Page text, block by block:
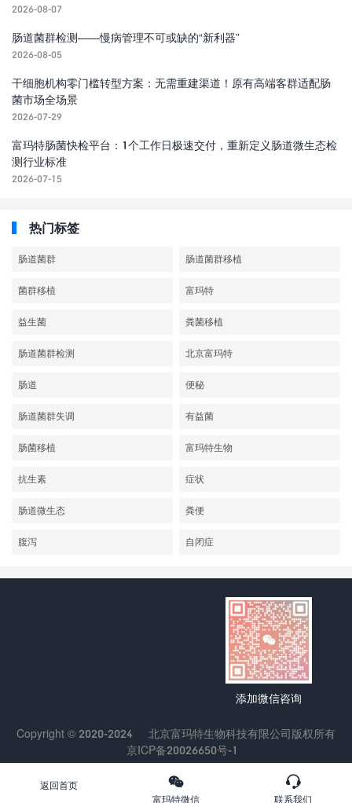
2026-08-07
肠道菌群检测——慢病管理不可或缺的“新利器”
2026-08-05
干细胞机构零门槛转型方案：无需重建渠道！原有高端客群适配肠
菌市场全场景
2026-07-29
富玛特肠菌快检平台：1个工作日极速交付，重新定义肠道微生态检
测行业标准
2026-07-15
热门标签
肠道菌群 肠道菌群移植
菌群移植 富玛特
益生菌 粪菌移植
肠道菌群检测 北京富玛特
肠道 便秘
肠道菌群失调 有益菌
肠菌移植 富玛特生物
抗生素 症状
肠道微生态 粪便
腹泻 自闭症
返回首页
富玛特微信
联系我们
添加微信咨询
Copyright © 2020-2024 北京富玛特生物科技有限公司版权所有
京ICP备20026650号-1